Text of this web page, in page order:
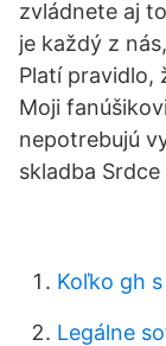
zvládnete aj
je každý z
Platí pravidlo,
Moji
nepotrebujú
skladba Srdce
Koľko gh
Legálne